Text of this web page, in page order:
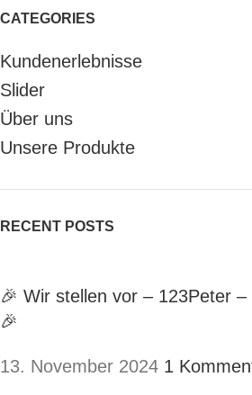
CATEGORIES
Kundenerlebnisse
Slider
Über uns
Unsere Produkte
RECENT POSTS
🎉 Wir stellen vor – 123Peter –
🎉
13. November 2024 1